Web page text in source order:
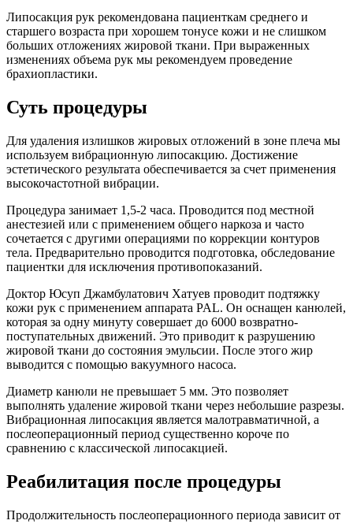
Липосакция рук рекомендована пациенткам среднего и
старшего возраста при хорошем тонусе кожи и не слишком
больших отложениях жировой ткани. При выраженных
изменениях объема рук мы рекомендуем проведение
брахиопластики.
Суть процедуры
Для удаления излишков жировых отложений в зоне плеча мы
используем вибрационную липосакцию. Достижение
эстетического результата обеспечивается за счет применения
высокочастотной вибрации.
Процедура занимает 1,5-2 часа. Проводится под местной
анестезией или с применением общего наркоза и часто
сочетается с другими операциями по коррекции контуров
тела. Предварительно проводится подготовка, обследование
пациентки для исключения противопоказаний.
Доктор Юсуп Джамбулатович Хатуев проводит подтяжку
кожи рук с применением аппарата PAL. Он оснащен канюлей,
которая за одну минуту совершает до 6000 возвратно-
поступательных движений. Это приводит к разрушению
жировой ткани до состояния эмульсии. После этого жир
выводится с помощью вакуумного насоса.
Диаметр канюли не превышает 5 мм. Это позволяет
выполнять удаление жировой ткани через небольшие разрезы.
Вибрационная липосакция является малотравматичной, а
послеоперационный период существенно короче по
сравнению с классической липосакцией.
Реабилитация после процедуры
Продолжительность послеоперационного периода зависит от